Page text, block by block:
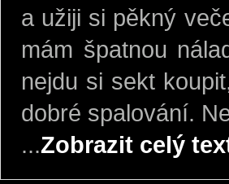
a užiji si pěkný
mám špatnou
nejdu si sekt
dobré spalování.
...Zobrazit celý